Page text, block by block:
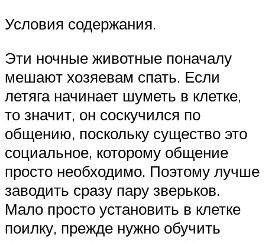
Условия содержания.
Эти ночные животные поначалу
мешают хозяевам спать. Если
летяга начинает шуметь в клетке,
то значит, он соскучился по
общению, поскольку существо это
социальное, которому общение
просто необходимо. Поэтому лучше
заводить сразу пару зверьков.
Мало просто установить в клетке
поилку, прежде нужно обучить